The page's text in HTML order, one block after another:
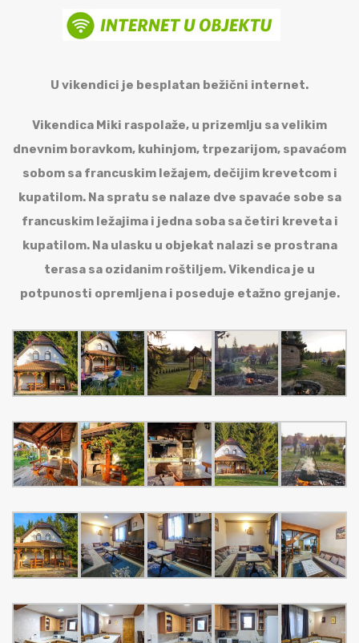
U vikendici je besplatan bežični internet.
Vikendica Miki raspolaže, u prizemlju sa velikim
dnevnim boravkom, kuhinjom, trpezarijom, spavaćom
sobom sa francuskim ležajem, dečijim krevetcom i
kupatilom. Na spratu se nalaze dve spavaće sobe sa
francuskim ležajima i jedna soba sa četiri kreveta i
kupatilom. Na ulasku u objekat nalazi se prostrana
terasa sa ozidanim roštiljem. Vikendica je u
potpunosti opremljena i poseduje etažno grejanje.